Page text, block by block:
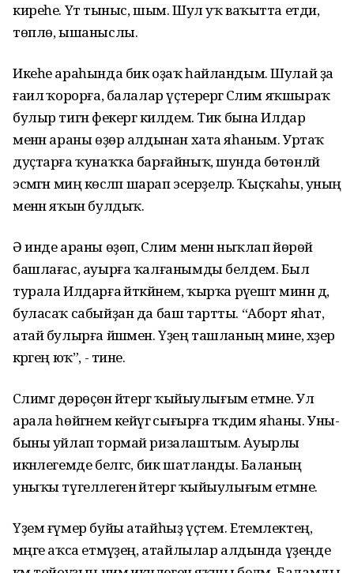
киреһе. Үтә тыныс, шым. Шул уҡ ваҡытта етди,
төплө, ышаныслы.
Икеһе араһында бик оҙаҡ һайландым. Шулай ҙа
ғаилә ҡорорға, балалар үҫтерергә Сәлим яҡшыраҡ
булыр тигән фекергә килдем. Тик бына Илдар
менән араны өҙөр алдынан хата яһаным. Уртаҡ
дуҫтарға ҡунаҡҡа барғайныҡ, шунда бөтөнләй
эсмәгән миңә көсләп шарап эсерҙеләр. Ҡыҫҡаһы, уның
менән яҡын булдыҡ.
Ә инде араны өҙөп, Сәлим менән ныҡлап йөрөй
башлағас, ауырға ҡалғанымды белдем. Был
турала Илдарға әйткәйнем, ҡырҡа рәүештә минән дә,
буласаҡ сабыйҙан да баш тартты. “Аборт яһат,
атай булырға йәшмен. Үҙең ташланың мине, хәҙер
кәрәгең юҡ”, - тине.
Сәлимгә дөрөҫөн әйтергә ҡыйыулығым етмәне. Ул
арала һөйгәнем кейәүгә сығырға тәҡдим яһаны. Уны-
быны уйлап тормай ризалаштым. Ауырлы
икәнлегемде белгәс, бик шатланды. Баланың
уныҡы түгеллеген әйтергә ҡыйыулығым етмәне.
Үҙем ғүмер буйы атайһыҙ үҫтем. Етемлектең,
мәңге аҡса етмәүҙең, атайлылар алдында үҙеңде